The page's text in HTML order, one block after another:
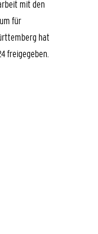
mit den
für
hat
freigegeben.